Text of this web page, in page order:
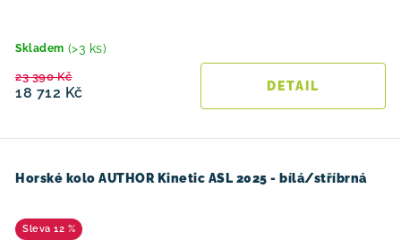
Skladem (>3 ks)
18 712 Kč
23 390 Kč
Horské kolo AUTHOR Kinetic ASL 2025 - bílá/stříbrná
12 %